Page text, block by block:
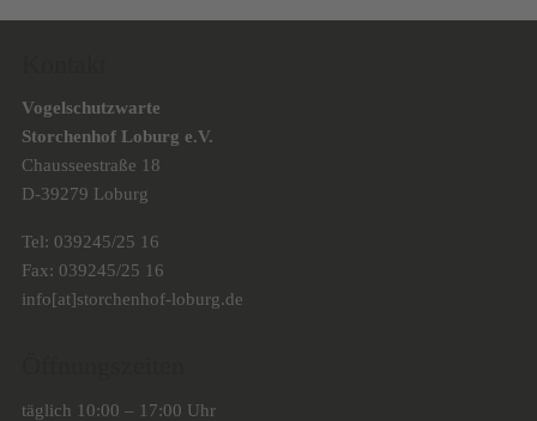
Vogelschutzwarte
Storchenhof Loburg e.V.
Chausseestraße 18
D-39279 Loburg
Tel: 039245/25 16
Fax: 039245/25 16
info[at]storchenhof-loburg.de
täglich 10:00 – 17:00 Uhr